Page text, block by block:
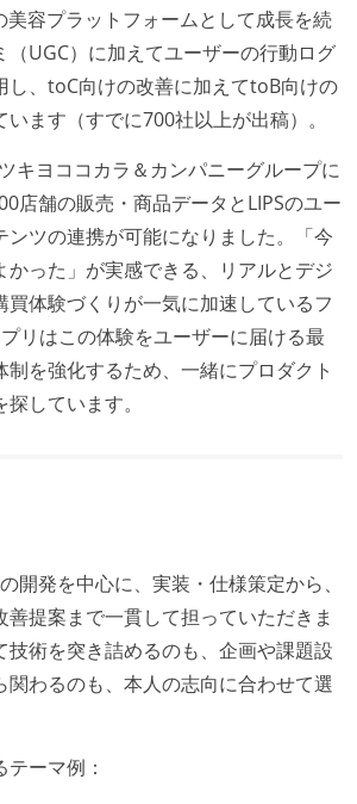
美容プラットフォームとして成長を続
（UGC）に加えてユーザーの行動ログ
し、toC向けの改善に加えてtoB向けの
ます（すでに700社以上が出稿）。
キヨココカラ＆カンパニーグループに
店舗の販売・商品データとLIPSのユー
ンツの連携が可能になりました。「今
かった」が実感できる、リアルとデジ
買体験づくりが一気に加速しているフ
リはこの体験をユーザーに届ける最
を強化するため、一緒にプロダクト
しています。
開発を中心に、実装・仕様策定から、
提案まで一貫して担っていただきま
技術を突き詰めるのも、企画や課題設
関わるのも、本人の志向に合わせて選
ーマ例：